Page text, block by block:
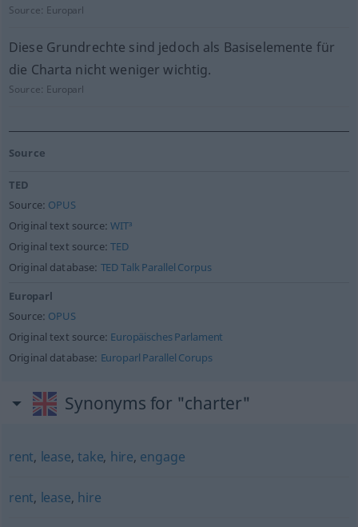
Source: Europarl
Diese Grundrechte sind jedoch als Basiselemente für
die Charta nicht weniger wichtig.
Source: Europarl
Source
TED
Source: OPUS
Original text source:WIT³
Original text source:TED
Original database: TED Talk Parallel Corpus
Europarl
Source: OPUS
Original text source: Europäisches Parlament
Original database: Europarl Parallel Corups
Synonyms for "charter"
rent, lease,take, hire, engage
rent, lease, hire